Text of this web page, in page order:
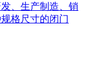
、生产制造、销
格尺寸的闭门